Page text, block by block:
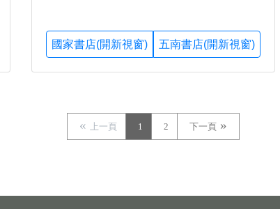
國家書店(開新視窗) 五南書店(開新視窗)
上一頁 1 2 下一頁